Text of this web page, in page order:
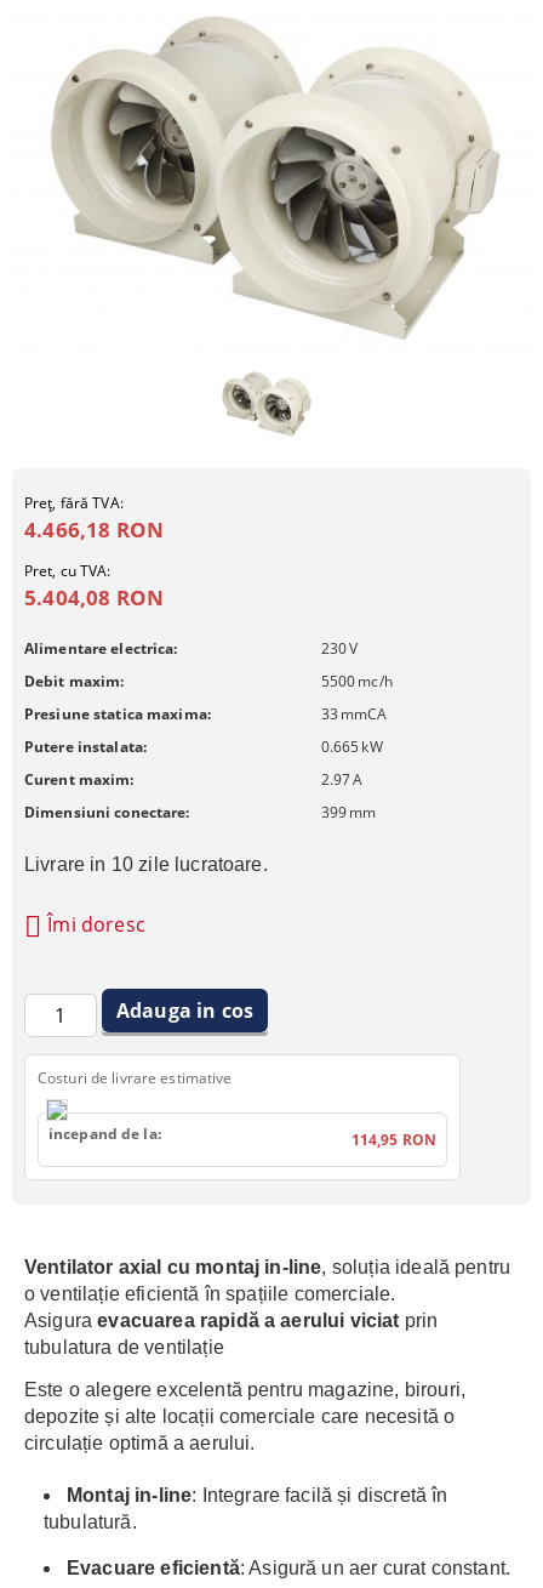
Ventilator axial cu montaj in-line, soluția ideală pentru
o ventilație eficientă în spațiile comerciale.
Asiguraevacuarea rapidă a aerului viciat prin
tubulatura de ventilație
Este o alegere excelentă pentru magazine, birouri,
depozite și alte locații comerciale care necesită o
circulație optimă a aerului.
Montaj in-line: Integrare facilă și discretă în
tubulatură.
Evacuare eficientă: Asigură un aer curat constant.
Preţ, fără TVA:
4.466,18 RON
Pret, cu TVA:
5.404,08 RON
Alimentare electrica: 230V
Debit maxim:
5500mc/h
Presiune statica maxima:
33 mmCA
Putere instalata:
0.665 kW
Curent maxim:
2.97A
Dimensiuni conectare:
399mm
Livrare in 10 zile lucratoare.
Îmi doresc
Costuri de livrare estimative
incepand de la: 114,95 RON